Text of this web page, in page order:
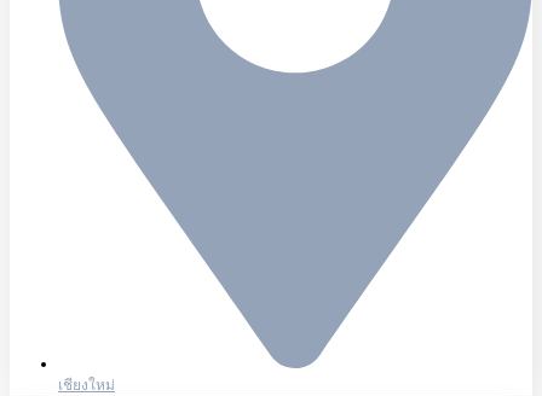
เชียงใหม่